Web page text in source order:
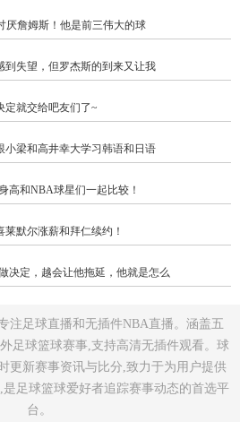
厌詹姆斯！他是前三伟大的球
失望，但罗杰斯的到来又让我
定就交给吧友们了~
梁和高井幸大学习韩语和日语
高和NBA球星们一起比较！
默尔涨薪和拜仁续约！
决定，越会让他拖延，他就是怎么
注足球直播和无插件NBA直播。涵盖五
足球篮球赛事,支持高清无插件观看。球
更新赛事资讯与比分,致力于为用户提供
足球篮球爱好者追踪赛事动态的首选平
台。